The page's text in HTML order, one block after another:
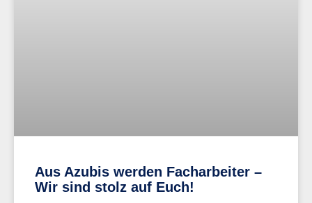
Aus Azubis werden Facharbeiter –
Wir sind stolz auf Euch!